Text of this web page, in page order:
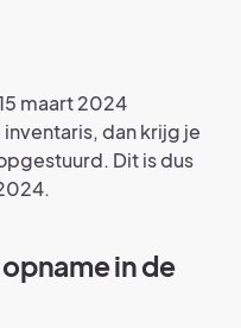
maart 2024
dan krijg je
Dit is dus
in de